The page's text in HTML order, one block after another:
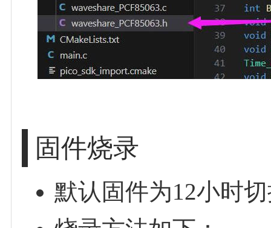
固件烧录
默认固件为12小时